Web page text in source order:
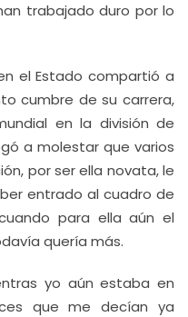
trabajado duro por lo
el Estado compartió a
cumbre de su carrera,
en la división de
a molestar que varios
por ser ella novata, le
entrado al cuadro de
para ella aún el
quería más.
yo aún estaba en
que me decían ya